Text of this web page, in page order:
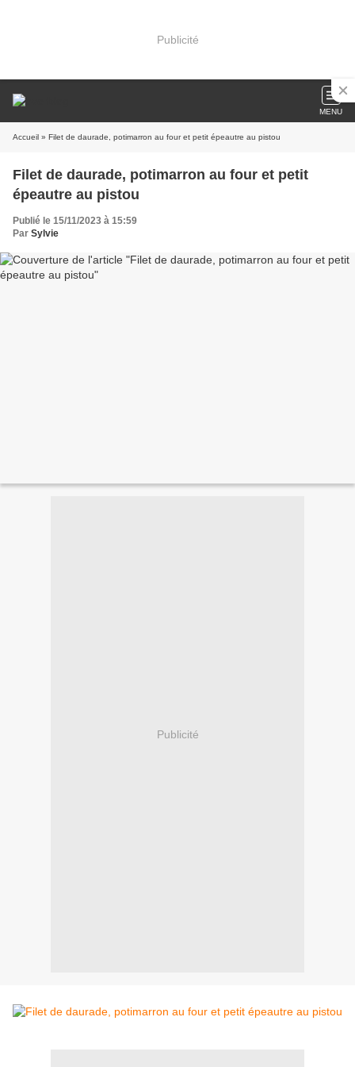
Publicité
MENU
Accueil » Filet de daurade, potimarron au four et petit épeautre au pistou
Filet de daurade, potimarron au four et petit
épeautre au pistou
Publié le 15/11/2023 à 15:59
Par Sylvie
Publicité